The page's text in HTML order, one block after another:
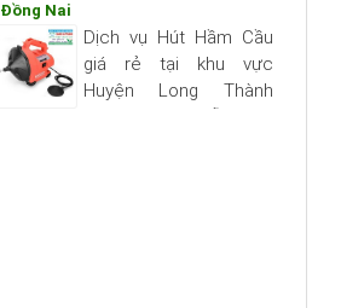
chất lượng hài long quý khách...
Đồng Nai
Dịch vụ Hút Hầm Cầu
giá rẻ tại khu vực
Huyện Long Thành